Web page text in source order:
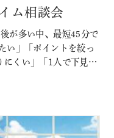
ム相談会
が多い中、最短45分で
い」「ポイントを絞っ
にくい」「1人で下見し
らいたい」といった
着もOK♪ このフェア